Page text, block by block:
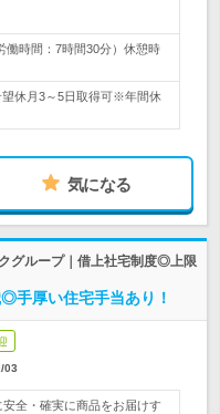
働時間：7時間30分）休憩時
休月3～5日取得可※年間休
気になる
グループ｜借上社宅制度◎上限
手厚い住宅手当あり！
03
全・確実に商品をお届けす